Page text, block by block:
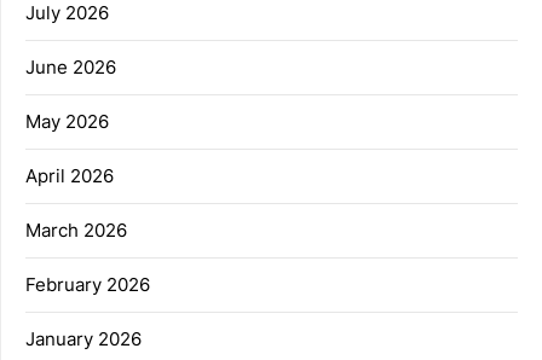
July 2026
June 2026
May 2026
April 2026
March 2026
February 2026
January 2026